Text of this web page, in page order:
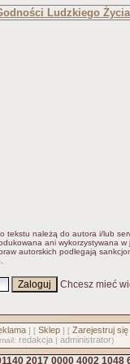
Ludzkiego Życia
tekstu należą do autora i/lub
ani wykorzystywana w
autorskich podlegają
Chcesz mieć
] [ Sklep] [ Zarejestruj się
redakcja | administrator)
2017 0000 4002 1048